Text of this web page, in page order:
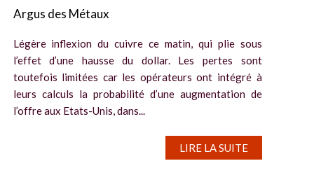
Argus des Métaux
Légère inflexion du cuivre ce matin, qui plie sous
l’effet d’une hausse du dollar. Les pertes sont
toutefois limitées car les opérateurs ont intégré à
leurs calculs la probabilité d’une augmentation de
l’offre aux Etats-Unis, dans...
LIRE LA SUITE